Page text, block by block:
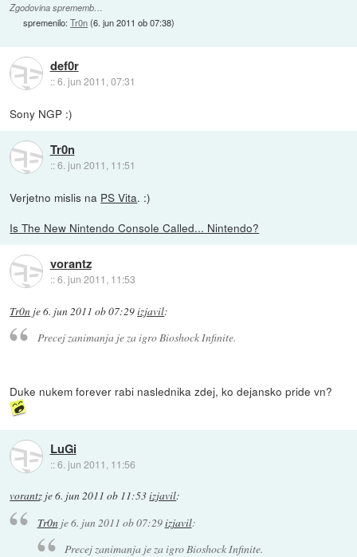
Zgodovina sprememb…
spremenilo:Tr0n(6. jun 2011 ob 07:38)
def0r
::6. jun 2011, 07:31
Sony NGP :)
Tr0n
::6. jun 2011, 11:51
Verjetno mislis na PS Vita. :)
Is The New Nintendo Console Called... Nintendo?
vorantz
::6. jun 2011, 11:53
Tr0n je6. jun 2011 ob 07:29izjavil:
Precej zanimanja je za igro Bioshock Infinite.
Duke nukem forever rabi naslednika zdej, ko dejansko pride vn?
LuGi
::6. jun 2011, 11:56
vorantz je6. jun 2011 ob 11:53izjavil:
Tr0nje6. jun 2011 ob 07:29izjavil:
Precej zanimanja je za igro Bioshock Infinite.